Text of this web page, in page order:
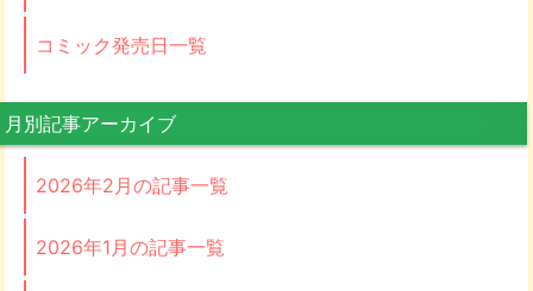
コミック発売日一覧
月別記事アーカイブ
2026年2月の記事一覧
2026年1月の記事一覧